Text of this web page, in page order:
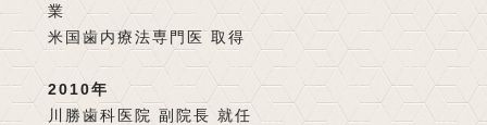
業
米国歯内療法専門医 取得
2010年
川勝歯科医院 副院長 就任